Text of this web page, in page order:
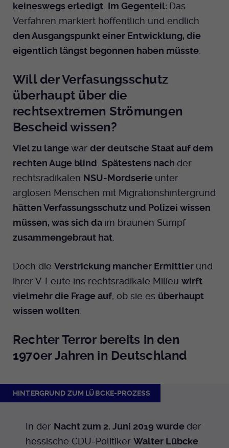
keineswegs erledigt Im Gegenteil: Das
Verfahren markiert hoffentlich und endlich
den Ausgangspunkt einer Entwicklung, die
eigentlich längst begonnen haben müsste
Will der Verfasungsschutz
überhaupt über die
rechtsextremen Strömungen
Bescheid wissen?
Viel zu langewar der deutsche Staatauf dem
rechten Auge blind Spätestens nach der
rechtsradikalen NSU-Mordserie unter
arglosen Menschen mit Migrationshintergrund
hätten Verfassungsschutz und Polizei wissen
müssen, was sich da im braunen Sumpf
zusammengebraut hat
Doch die Verstrickung mancher Ermittler und
ihrer V-Leute ins rechtsradikale Milieu wirft
vielmehr die Frage auf, ob sie es überhaupt
wissen wollten
Rechter Terror bereits in den
1970er Jahren in Deutschland
HINTERGRUND ZUM LÜBCKE-PROZESS
In der Nacht zum 2. Juni 2019 wurdeder
hessische CDU-Politiker Walter Lübcke
Zweck
Dieser Cookie wird genutzt um
festzustellen ob ein Benutzer im TYPO3
bearbeiten darf.
Name fe_typo_user
Anbieter EKHN
Laufzeit Ende der Sitzung
Zweck
Dieser Cookie wird genutzt um
Frontend eingelogged ist und die Seite
bearbeiten darf.
Name PHPSESSID
Anbieter EKHN
Zweck
PHP Daten Identifikator, der gesetzt wird
wenn die PHP session() Methode benutzt
Name uid
Anbieter
Laufzeit
Webseite.
Name _pk_id.424
Zweck Einzigartige Besucher ID.
Name _pk_ses.424
Anbieter Medienhaus der EKHN GmbH
Zweck
Zur Speicherung kurzfristiger
Informationen über den Besuch.
Name mtm_cookie_consent
Anbieter Medienhaus der EKHN GmbH
Laufzeit
Zweck
Speicherung der Cookie Constent
Cookie-Informationen anzeigen
Marketing
Name _fbp
Anbieter Facebook Ireland Limited
Laufzeit 3 Monate
Zweck Anzeigen / Ads
Cookie-Informationen anzeigen
Youtube
Facebook
Instagram
Giphy